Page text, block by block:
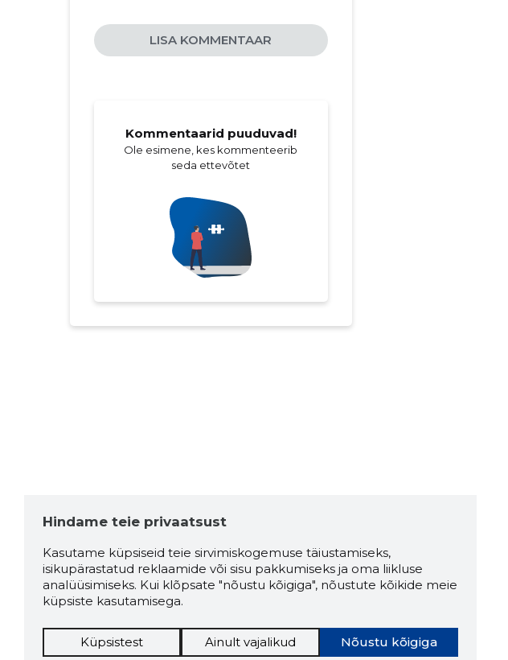
LISA KOMMENTAAR
Kommentaarid puuduvad!
Ole esimene, kes kommenteerib
seda ettevõtet
Hindame teie privaatsust
Kasutame küpsiseid teie sirvimiskogemuse täiustamiseks,
isikupärastatud reklaamide või sisu pakkumiseks ja oma liikluse
analüüsimiseks. Kui klõpsate "nõustu kõigiga", nõustute kõikide meie
küpsiste kasutamisega.
Nõustu kõigiga
Küpsistest Ainult vajalikud